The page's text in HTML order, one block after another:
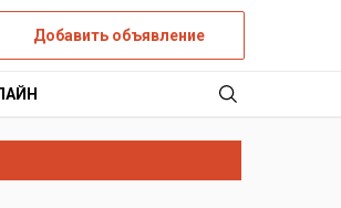
Добавить объявление